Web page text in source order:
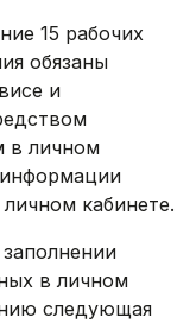
15 рабочих
обязаны
и
в личном
кабинете.
в личном
следующая